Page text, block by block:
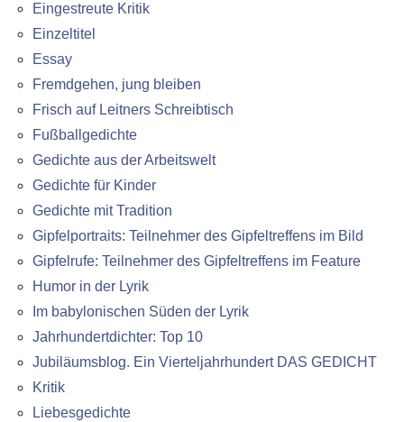
Eingestreute Kritik
Einzeltitel
Essay
Fremdgehen, jung bleiben
Frisch auf Leitners Schreibtisch
Fußballgedichte
Gedichte aus der Arbeitswelt
Gedichte für Kinder
Gedichte mit Tradition
Gipfelportraits: Teilnehmer des Gipfeltreffens im Bild
Gipfelrufe: Teilnehmer des Gipfeltreffens im Feature
Humor in der Lyrik
Im babylonischen Süden der Lyrik
Jahrhundertdichter: Top 10
Jubiläumsblog. Ein Vierteljahrhundert DAS GEDICHT
Kritik
Liebesgedichte